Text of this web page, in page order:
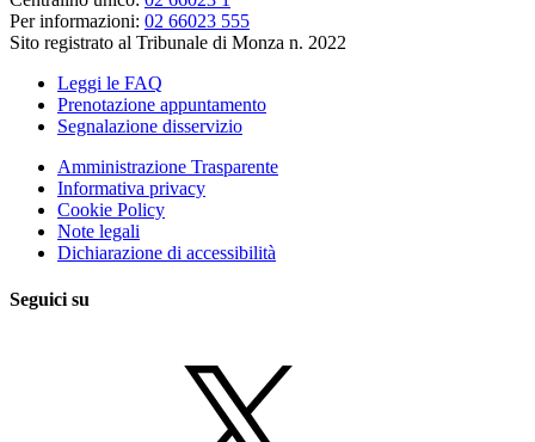
Per informazioni: 02 66023 555
Sito registrato al Tribunale di Monza n. 2022
Leggi le FAQ
Prenotazione appuntamento
Segnalazione disservizio
Amministrazione Trasparente
Informativa privacy
Cookie Policy
Note legali
Dichiarazione di accessibilità
Seguici su